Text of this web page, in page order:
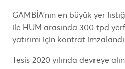
GAMBİA’nın en büyük yer
ile HUM arasında 300 tpd
yatırımı için kontrat
Tesis 2020 yılında devreye